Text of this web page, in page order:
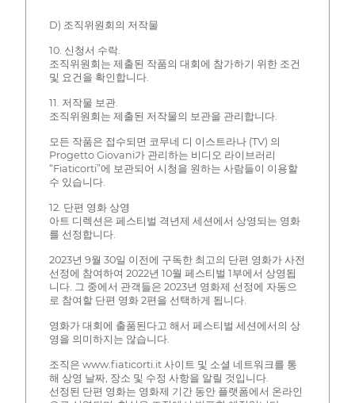
D) 조직위원회의 저작물
10. 신청서 수락.
조직위원회는 제출된 작품의 대회에 참가하기 위한 조건
및 요건을 확인합니다.
11. 저작물 보관.
조직위원회는 제출된 저작물의 보관을 관리합니다.
모든 작품은 접수되면 코무네 디 이스트라나 (TV) 의
Progetto Giovani가 관리하는 비디오 라이브러리
“Fiaticorti”에 보관되어 시청을 원하는 사람들이 이용할
수 있습니다.
12. 단편 영화 상영
아트 디렉션은 페스티벌 격년제 세션에서 상영되는 영화
를 선정합니다.
2023년 9월 30일 이전에 구독한 최고의 단편 영화가 사전
선정에 참여하여 2022년 10월 페스티벌 1부에서 상영됩
니다. 그 중에서 관객들은 2023년 영화제 선정에 자동으
로 참여할 단편 영화 2편을 선택하게 됩니다.
영화가 대회에 출품된다고 해서 페스티벌 세션에서의 상
영을 의미하지는 않습니다.
조직은 www.fiaticorti.it 사이트 및 소셜 네트워크를 통
해 상영 날짜, 장소 및 수정 사항을 알릴 것입니다.
선정된 단편 영화는 영화제 기간 동안 플랫폼에서 온라인